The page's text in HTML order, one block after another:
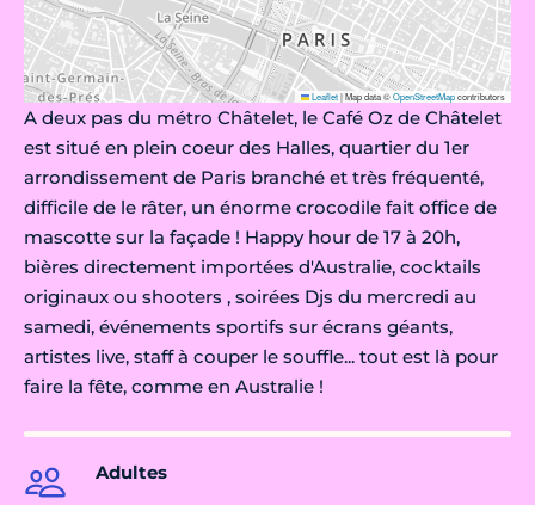
Leaflet|Map data ©OpenStreetMapcontributors
A deux pas du métro Châtelet, le Café Oz de Châtelet
est situé en plein coeur des Halles, quartier du 1er
arrondissement de Paris branché et très fréquenté,
difficile de le râter, un énorme crocodile fait office de
mascotte sur la façade ! Happy hour de 17 à 20h,
bières directement importées d'Australie, cocktails
originaux ou shooters , soirées Djs du mercredi au
samedi, événements sportifs sur écrans géants,
artistes live, staff à couper le souffle... tout est là pour
faire la fête, comme en Australie !
Adultes